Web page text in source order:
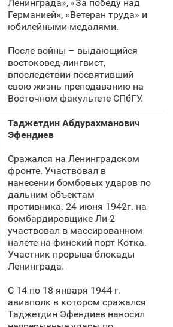
Ленинграда», «За победу над
Германией», «Ветеран труда» и
юбилейными медалями.
После войны – выдающийся
востоковед-лингвист,
впоследствии посвятивший
свою жизнь преподаванию на
Восточном факультете СПбГУ.
Таджетдин Абдурахманович
Эфендиев
Сражался на Ленинградском
фронте. Участвовал в
нанесении бомбовых ударов по
дальним объектам
противника. 24 июня 1942г. на
бомбардировщике Ли-2
участвовал в массированном
налете на финский порт Котка.
Участник прорыва блокады
Ленинграда.
С 14 по 18 января 1944 г.
авиаполк в котором сражался
Таджетдин Эфендиев наносил